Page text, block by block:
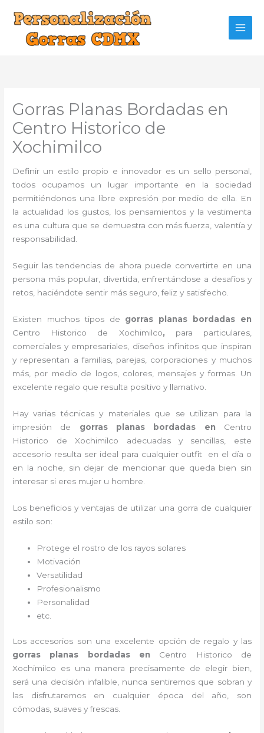
contenido
Gorras Planas Bordadas en
Centro Historico de
Xochimilco
Definir un estilo propio e innovador es un sello personal,
todos ocupamos un lugar importante en la sociedad
permitiéndonos una libre expresión por medio de ella. En
la actualidad los gustos, los pensamientos y la vestimenta
es una cultura que se demuestra con más fuerza, valentía y
responsabilidad.
Seguir las tendencias de ahora puede convertirte en una
persona más popular, divertida, enfrentándose a desafíos y
retos, haciéndote sentir más seguro, feliz y satisfecho.
Existen muchos tipos de gorras planas bordadas en
Centro Historico de Xochimilco, para particulares,
comerciales y empresariales, diseños infinitos que inspiran
y representan a familias, parejas, corporaciones y muchos
más, por medio de logos, colores, mensajes y formas. Un
excelente regalo que resulta positivo y llamativo.
Hay varias técnicas y materiales que se utilizan para la
impresión de gorras planas bordadas en Centro
Historico de Xochimilco adecuadas y sencillas, este
accesorio resulta ser ideal para cualquier outfit en el día o
en la noche, sin dejar de mencionar que queda bien sin
interesar si eres mujer u hombre.
Los beneficios y ventajas de utilizar una gorra de cualquier
estilo son:
Protege el rostro de los rayos solares
Motivación
Versatilidad
Profesionalismo
Personalidad
etc.
Los accesorios son una excelente opción de regalo y las
gorras planas bordadasen Centro Historico de
Xochimilco es una manera precisamente de elegir bien,
será una decisión infalible, nunca sentiremos que sobran y
las disfrutaremos en cualquier época del año, son
cómodas, suaves y frescas.